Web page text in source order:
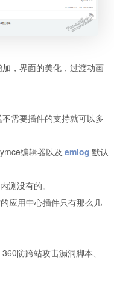
，界面的美化，过渡动画
需要插件的支持就可以多
编辑器以及 emlog 默认
没有的。
应用中心插件只有那么几
防跨站攻击漏洞脚本、